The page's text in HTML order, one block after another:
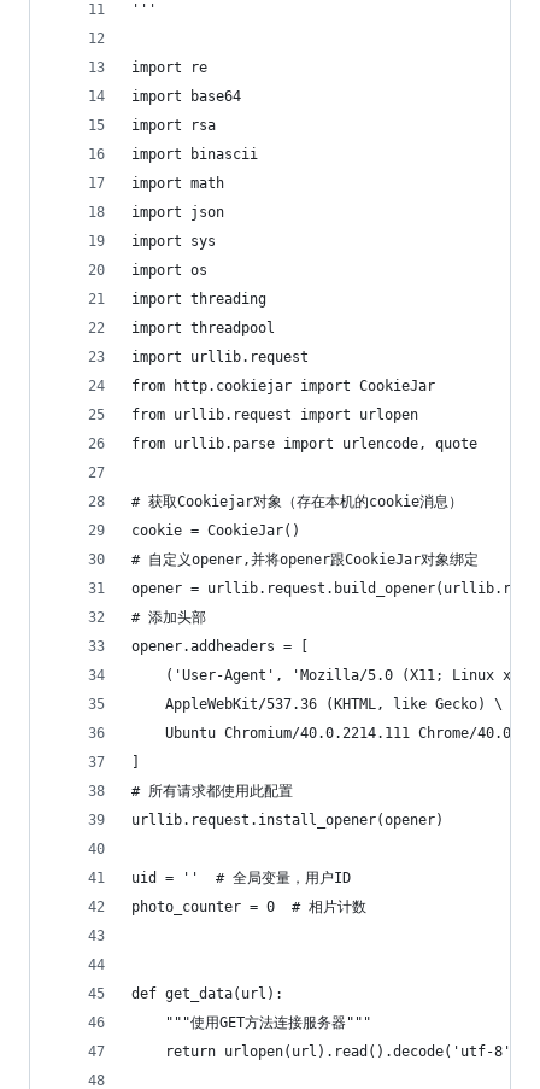
'''
import re
import base64
import rsa
import binascii
import math
import json
import sys
import os
import threading
import threadpool
import urllib.request
from http.cookiejar import CookieJar
from urllib.request import urlopen
from urllib.parse import urlencode, quote
# 获取Cookiejar对象（存在本机的cookie消息）
cookie = CookieJar()
# 自定义opener,并将opener跟CookieJar对象绑定
opener =
# 添加头部
opener.addheaders = [
('User-Agent', 'Mozilla/5.0 (X11; Linux
    AppleWebKit/537.36 (KHTML, like Gecko) \
Ubuntu Chromium/40.0.2214.111 Chrome/
# 所有请求都使用此配置
urllib.request.install_opener(opener)
uid = ''  # 全局变量，用户ID
photo_counter = 0  # 相片计数
def get_data(url):
    """使用GET方法连接服务器"""
    return urlopen(url).read().decode('utf-8')